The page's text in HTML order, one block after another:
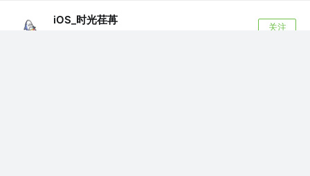
iOS_时光荏苒
关注